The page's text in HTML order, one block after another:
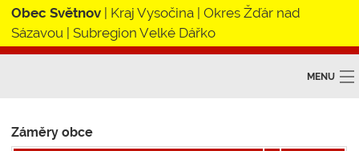
Obec Světnov | Kraj Vysočina | Okres Žďár nad
Sázavou |Subregion Velké Dářko
MENU
Záměry obce